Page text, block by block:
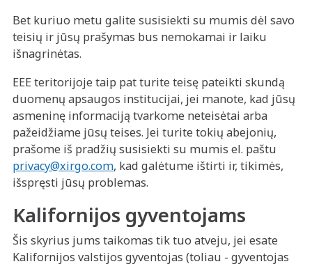
Bet kuriuo metu galite susisiekti su mumis dėl savo
teisių ir jūsų prašymas bus nemokamai ir laiku
išnagrinėtas.
EEE teritorijoje taip pat turite teisę pateikti skundą
duomenų apsaugos institucijai, jei manote, kad jūsų
asmeninę informaciją tvarkome neteisėtai arba
pažeidžiame jūsų teises. Jei turite tokių abejonių,
prašome iš pradžių susisiekti su mumis el. paštu
privacy@xirgo.com, kad galėtume ištirti ir, tikimės,
išspręsti jūsų problemas.
Kalifornijos gyventojams
Šis skyrius jums taikomas tik tuo atveju, jei esate
Kalifornijos valstijos gyventojas (toliau - gyventojas